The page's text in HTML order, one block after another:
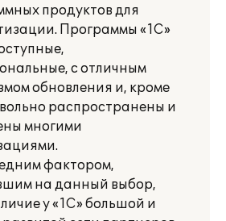
продуктов для
Программы «1С»
с отличным
обновления и, кроме
распространены и
многими
фактором,
на данный выбор,
у «1С» большой и